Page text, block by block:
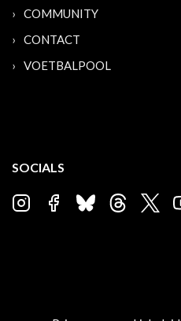
COMMUNITY
CONTACT
VOETBALPOOL
SOCIALS